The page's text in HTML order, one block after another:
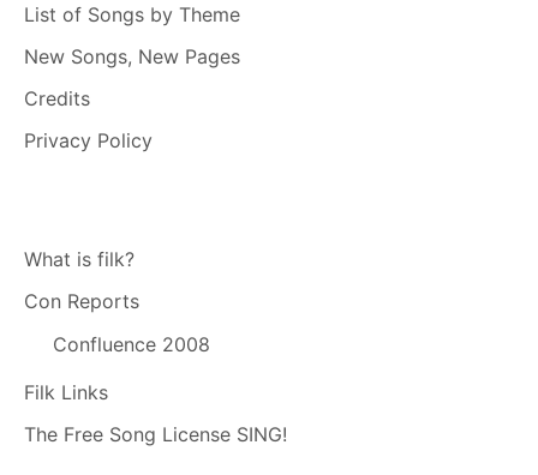
List of Songs by Theme
New Songs, New Pages
Credits
Privacy Policy
What is filk?
Con Reports
Confluence 2008
Filk Links
The Free Song License SING!